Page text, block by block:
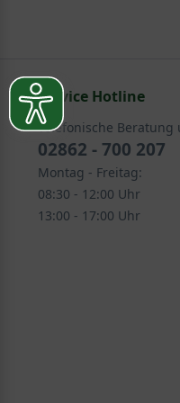
Obst - Früchte >
Service Hotline
Telefonische Beratung
02862 - 700 207
Montag - Freitag:
08:30 - 12:00 Uhr
13:00 - 17:00 Uhr